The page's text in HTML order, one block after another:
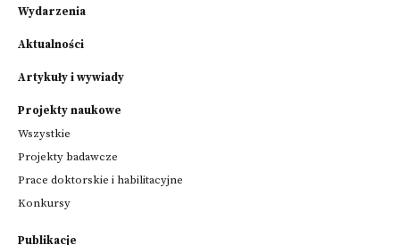
Wydarzenia
Aktualności
Artykuły i wywiady
Projekty naukowe
Wszystkie
Projekty badawcze
Prace doktorskie i habilitacyjne
Konkursy
Publikacje